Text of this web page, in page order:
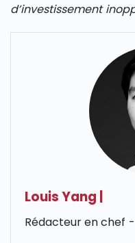
d’investissement
Louis Yang
Rédacteur en chef